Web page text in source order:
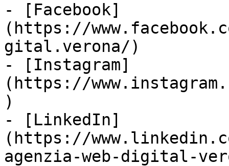
- [Facebook]
(https://
gital.verona/)
- [Instagram]
(https://
)
- [LinkedIn]
(https://
agenzia-web-digital-